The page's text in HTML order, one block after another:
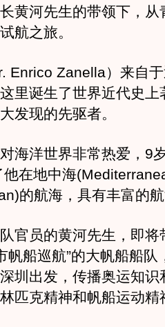
黄河先生的带领下，从
航之旅。
Zanella）来自于
里诞生了世界近代史上
现的先驱者。
洋世界非常热爱，9
在地中海
的航海，具有丰富的
官员的黄河先生，即将
船巡航”的大帆船船队
圳出发，传播奥运知识
匹克精神和帆船运动精